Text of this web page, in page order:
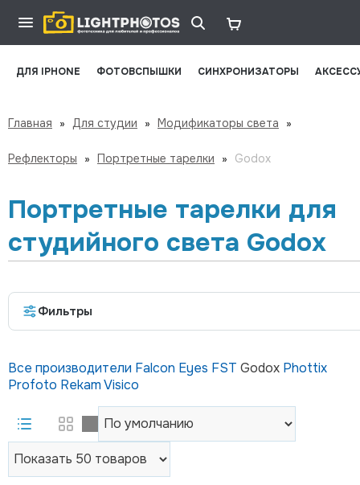
ДЛЯ IPHONE ФОТОВСПЫШКИ СИНХРОНИЗАТОРЫ
Главная » Для студии » Модификаторы света »
Рефлекторы » Портретные тарелки » Godox
Портретные тарелки для
студийного света Godox
Фильтры
Все производители Falcon Eyes FST Godox Phottix
Profoto RekamVisico